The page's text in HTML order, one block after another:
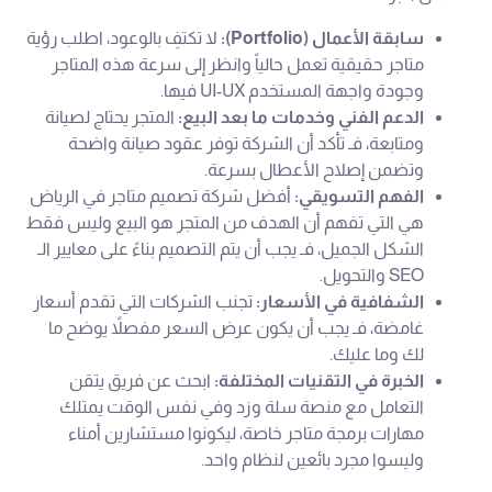
سابقة الأعمال (Portfolio):
لا تكتفِ بالوعود، اطلب رؤية
متاجر حقيقية تعمل حالياً وانظر إلى سرعة هذه المتاجر
وجودة واجهة المستخدم UI-UX فيها.
الدعم الفني وخدمات ما بعد البيع: المتجر يحتاج لصيانة
ومتابعة، فـ تأكد أن الشركة توفر عقود صيانة واضحة
وتضمن إصلاح الأعطال بسرعة.
الفهم التسويقي: أفضل شركة تصميم متاجر في الرياض
هي التي تفهم أن الهدف من المتجر هو البيع وليس فقط
الشكل الجميل، فـ يجب أن يتم التصميم بناءً على معايير الـ
SEO والتحويل.
الشفافية في الأسعار: تجنب الشركات التي تقدم أسعار
غامضة، فـ يجب أن يكون عرض السعر مفصلاً يوضح ما
لك وما عليك.
الخبرة في التقنيات المختلفة: ابحث عن فريق يتقن
التعامل مع منصة سلة وزد وفي نفس الوقت يمتلك
مهارات برمجة متاجر خاصة، ليكونوا مستشارين أمناء
وليسوا مجرد بائعين لنظام واحد.